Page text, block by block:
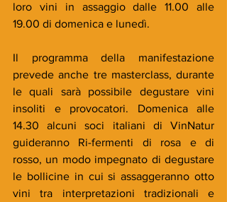
loro vini in assaggio dalle 11.00 alle
19.00 di domenica e lunedì.
Il programma della manifestazione
prevede anche tre masterclass, durante
le quali sarà possibile degustare vini
insoliti e provocatori. Domenica alle
14.30 alcuni soci italiani di VinNatur
guideranno Ri-fermenti di rosa e di
rosso, un modo impegnato di degustare
le bollicine in cui si assaggeranno otto
vini tra interpretazioni tradizionali e